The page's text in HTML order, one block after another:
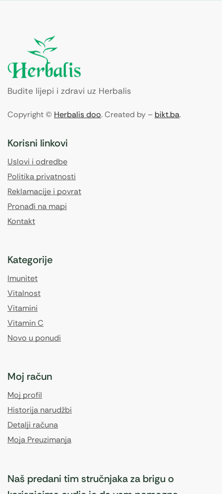
Budite lijepi i zdravi uz Herbalis
Copyright © Herbalis doo. Created by – bikt.ba.
Korisni linkovi
Uslovi i odredbe
Politika privatnosti
Reklamacije i povrat
Pronađi na mapi
Kontakt
Kategorije
Imunitet
Vitalnost
Vitamini
Vitamin C
Novo u ponudi
Moj račun
Moj profil
Historija narudžbi
Detalji računa
Moja Preuzimanja
Naš predani tim stručnjaka za brigu o